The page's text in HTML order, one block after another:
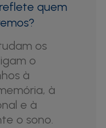
quem
os
o
à
à
e à
o sono.